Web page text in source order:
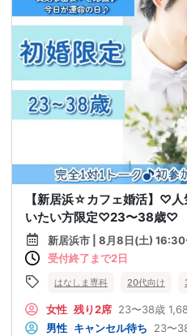
【新居浜☆カフェ婚活】♡
いたい方限定♡23〜38歳♡
新居浜市 | 8月8日(土) 16:30
受付終了まで2日
はなしま専科 20代向け
女性 残り2席 23〜38歳
男性 キャンセル待ち 23〜